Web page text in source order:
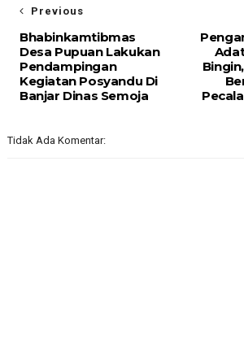
Previous
Bhabinkamtibmas
Desa Pupuan Lakukan
Pendampingan
Kegiatan Posyandu Di
Banjar Dinas Semoja
Tidak Ada Komentar: